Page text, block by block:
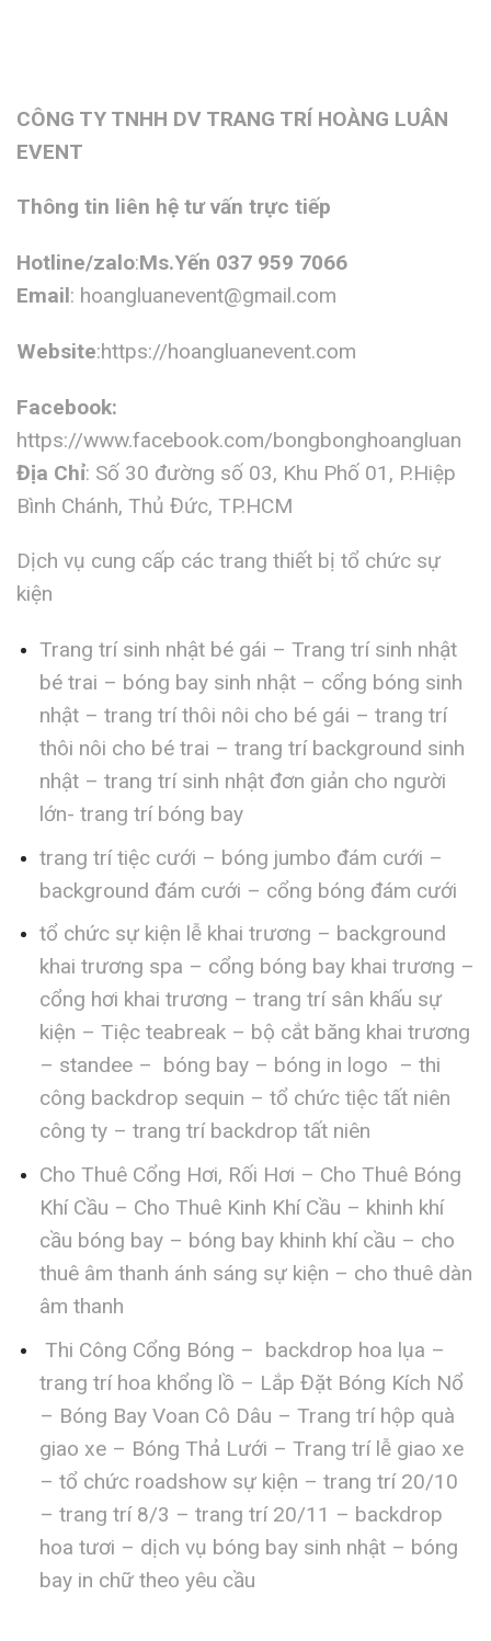
CÔNG TY TNHH DV TRANG TRÍ HOÀNG LUÂN
EVENT
Thông tin liên hệ tư vấn trực tiếp
Hotline/zalo:Ms.Yến 037 959 7066
Email: hoangluanevent@gmail.com
Website:https://hoangluanevent.com
Facebook:
https://www.facebook.com/bongbonghoangluan
Địa Chỉ: Số 30 đường số 03, Khu Phố 01, P.Hiệp
Bình Chánh, Thủ Đức, TP.HCM
Dịch vụ cung cấp các trang thiết bị tổ chức sự
kiện
Trang trí sinh nhật bé gái – Trang trí sinh nhật
bé trai – bóng bay sinh nhật – cổng bóng sinh
nhật – trang trí thôi nôi cho bé gái – trang trí
thôi nôi cho bé trai – trang trí background sinh
nhật – trang trí sinh nhật đơn giản cho người
lớn- trang trí bóng bay
trang trí tiệc cưới – bóng jumbo đám cưới –
background đám cưới – cổng bóng đám cưới
tổ chức sự kiện lễ khai trương – background
khai trương spa – cổng bóng bay khai trương –
cổng hơi khai trương – trang trí sân khấu sự
kiện – Tiệc teabreak – bộ cắt băng khai trương
– standee – bóng bay – bóng in logo – thi
công backdrop sequin – tổ chức tiệc tất niên
công ty – trang trí backdrop tất niên
Cho Thuê Cổng Hơi, Rối Hơi – Cho Thuê Bóng
Khí Cầu – Cho Thuê Kinh Khí Cầu – khinh khí
cầu bóng bay – bóng bay khinh khí cầu – cho
thuê âm thanh ánh sáng sự kiện – cho thuê dàn
âm thanh
Thi Công Cổng Bóng – backdrop hoa lụa –
trang trí hoa khổng lồ – Lắp Đặt Bóng Kích Nổ
– Bóng Bay Voan Cô Dâu – Trang trí hộp quà
giao xe – Bóng Thả Lưới – Trang trí lễ giao xe
– tổ chức roadshow sự kiện – trang trí 20/10
– trang trí 8/3 – trang trí 20/11 – backdrop
hoa tươi – dịch vụ bóng bay sinh nhật – bóng
bay in chữ theo yêu cầu